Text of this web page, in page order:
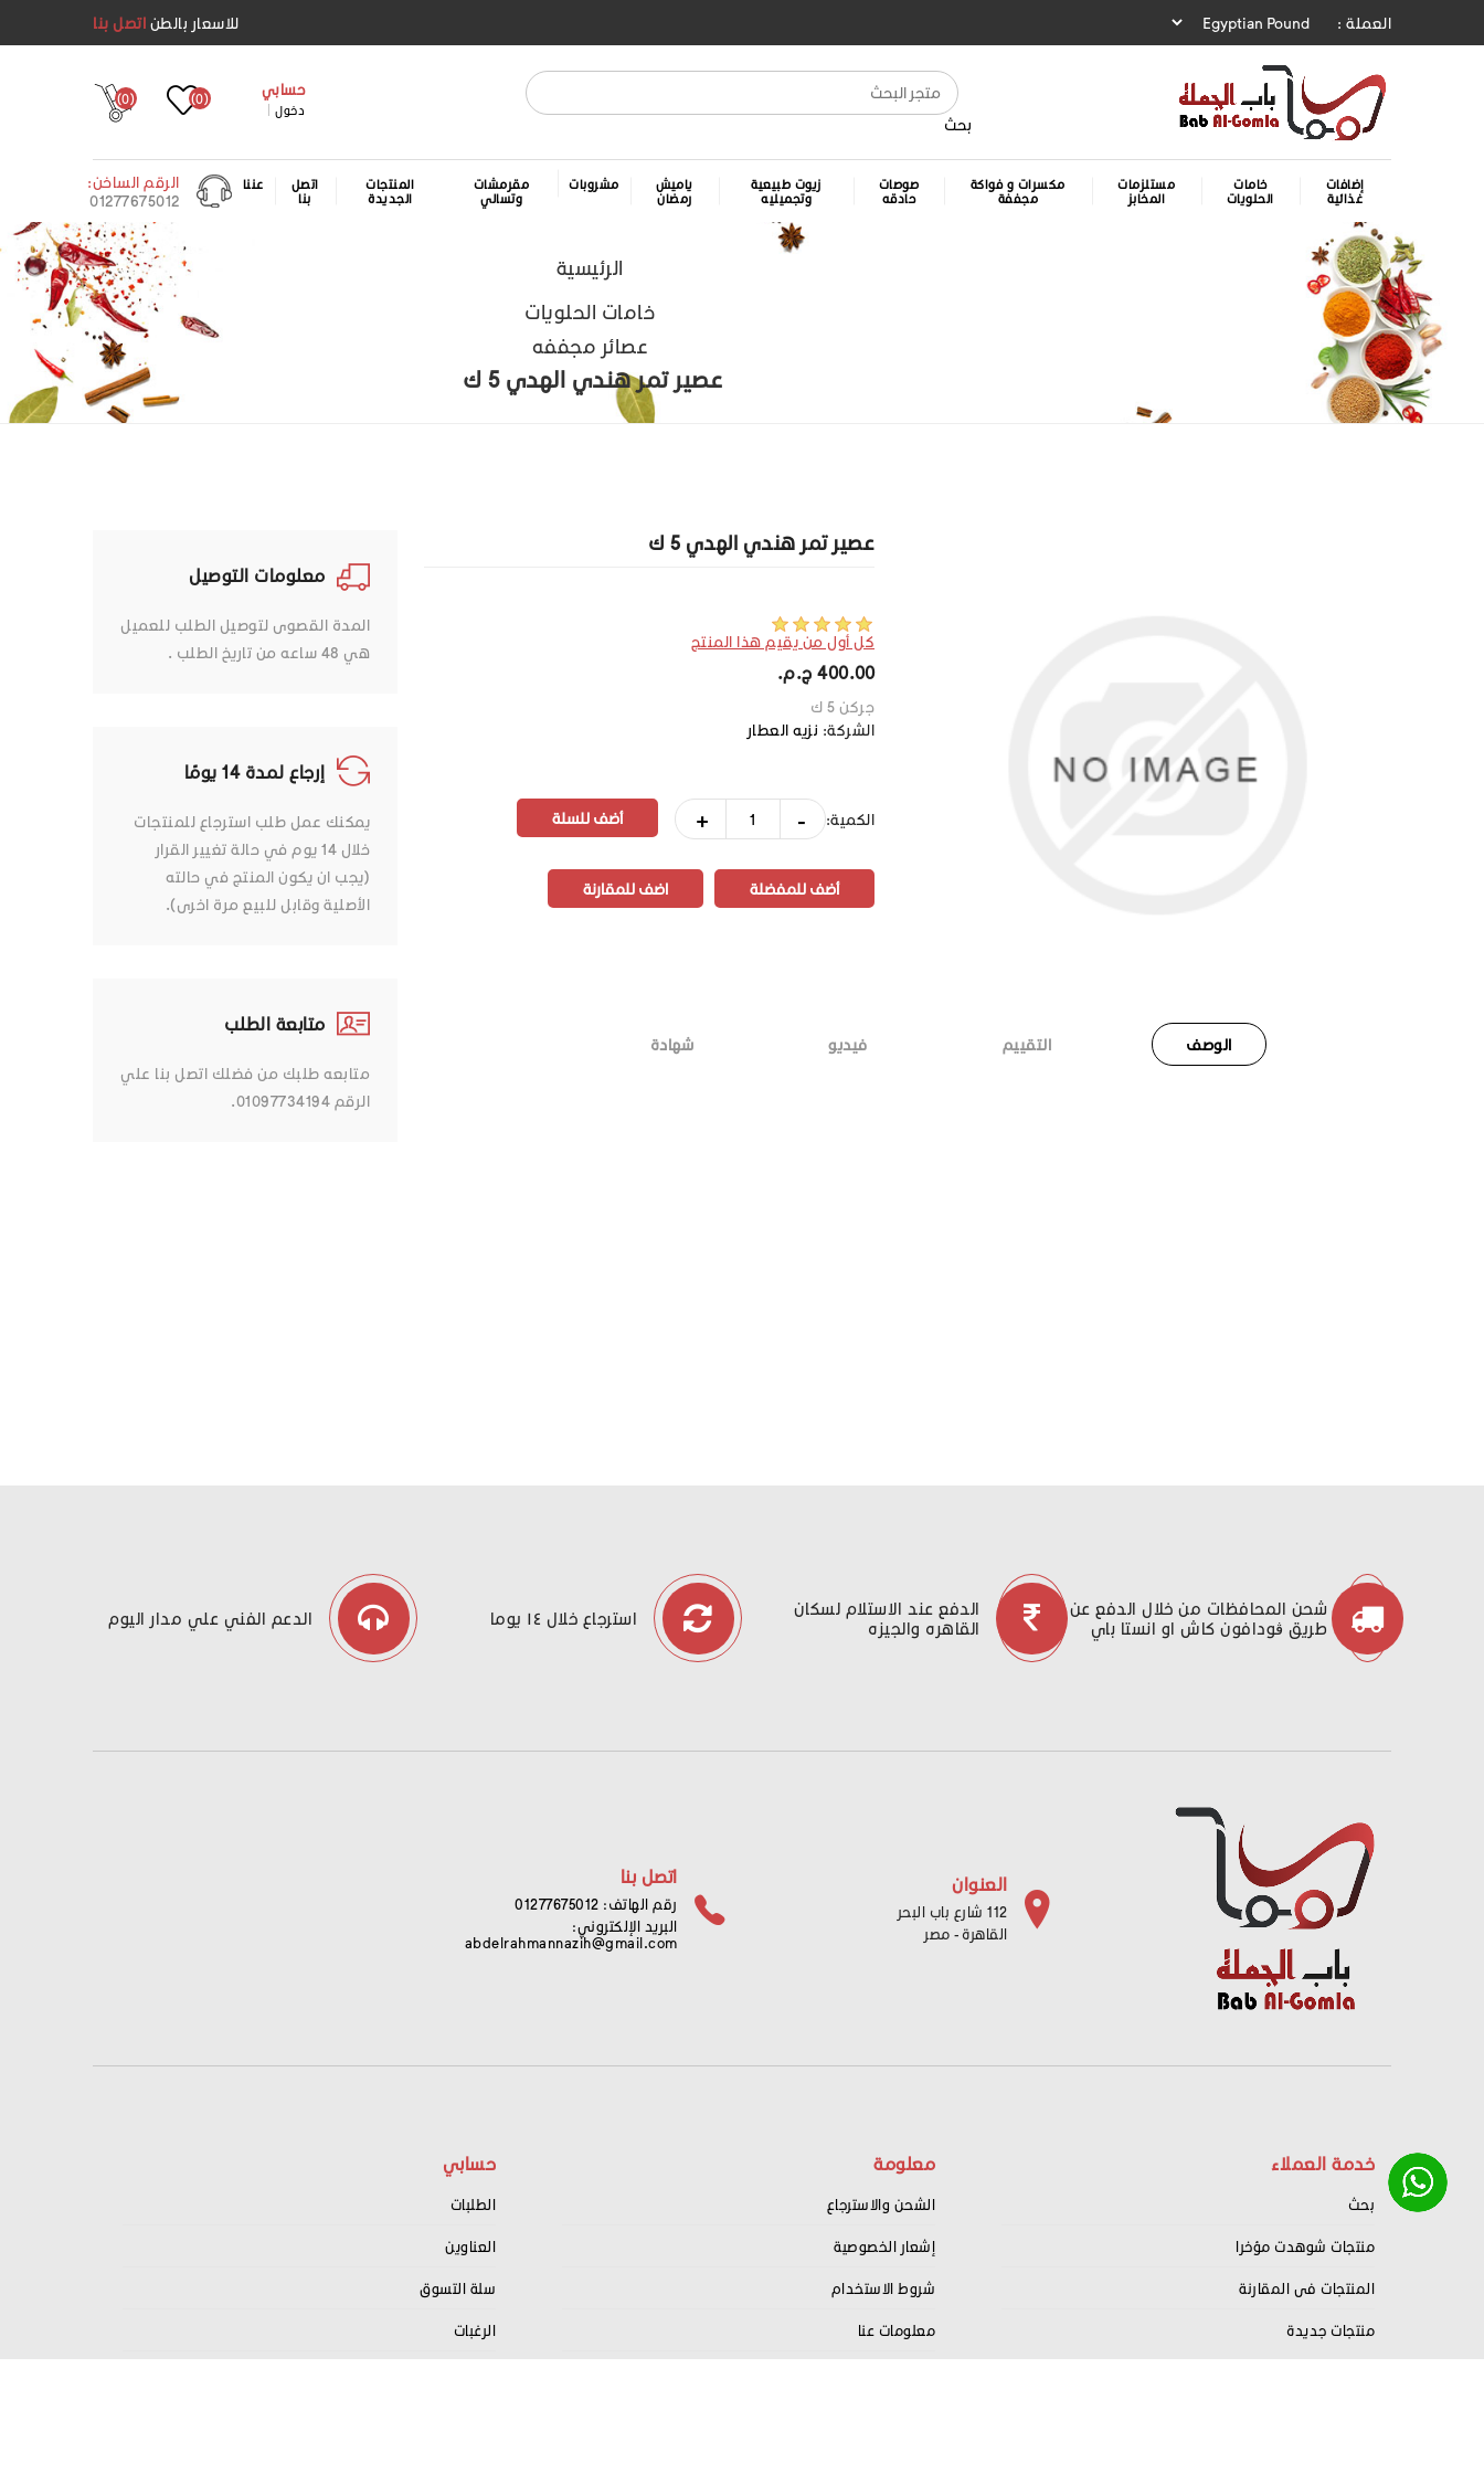
العملة : للاسعار بالطن اتصل بنا
بحث
حسابي
دخول
(0)
(0)
إضافات
غذائية
خامات
الحلويات
مستلزمات
المخابز
مكسرات و فواكة
مجففة
صوصات
حادقه
زيوت طبيعية
وتجميليه
ياميش
رمضان
مشروبات
مقرمشات
وتسالي
المنتجات
الجديدة
اتصل
بنا
عننا
الرقم الساخن:
01277675012
الرئيسية
خامات الحلويات
عصائر مجففه
عصير تمر هندي الهدي 5 ك
عصير تمر هندي الهدي 5 ك
كل أول من يقيم هذا المنتج
400.00 ج.م.‏
جركن 5 ك
الشركة: نزيه العطار
الكمية: -
+
أضف للمفضلة اضف للمقارنة
الوصف التقييم فيديو شهادة
معلومات التوصيل
المدة القصوى لتوصيل الطلب للعميل
هي 48 ساعه من تاريخ الطلب .
إرجاع لمدة 14 يومًا
يمكنك عمل طلب استرجاع للمنتجات
خلال 14 يوم في حالة تغيير القرار
(يجب ان يكون المنتج في حالته
الأصلية وقابل للبيع مرة اخرى).
متابعة الطلب
متابعه طلبك من فضلك اتصل بنا علي
الرقم 01097734194.
شحن المحافظات من خلال الدفع عن
طريق ڤودافون كاش او انستا باي
الدفع عند الاستلام لسكان
القاهره والجيزه
استرجاع خلال ١٤ يوما الدعم الفني علي مدار اليوم
العنوان
112 شارع باب البحر
القاهرة - مصر
اتصل بنا
رقم الهاتف: 01277675012
البريد الإلكتروني:
abdelrahmannazih@gmail.com
خدمة العملاء
بحث
منتجات شوهدت مؤخرا
المنتجات فى المقارنة
منتجات جديدة
معلومة
الشحن والاسترجاع
إشعار الخصوصية
شروط الاستخدام
معلومات عنا
حسابي
الطلبات
العناوين
سلة التسوق
الرغبات